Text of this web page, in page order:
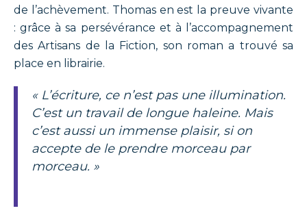
de l’achèvement. Thomas en est la preuve vivante
: grâce à sa persévérance et à l’accompagnement
des Artisans de la Fiction, son roman a trouvé sa
place en librairie.
« L’écriture, ce n’est pas une illumination.
C’est un travail de longue haleine. Mais
c’est aussi un immense plaisir, si on
accepte de le prendre morceau par
morceau. »